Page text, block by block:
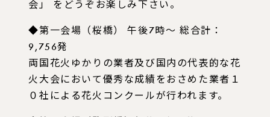
会」 をどうぞお楽しみ下さい。
◆第一会場（桜橋） 午後7時～ 総合計：
9,756発
両国花火ゆかりの業者及び国内の代表的な花
火大会において優秀な成績をおさめた業者１
０社による花火コンクールが行われます。